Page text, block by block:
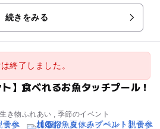
考えるのか」 「どう伝えれば相手
続きをみる
終了しました。
】食べれるお魚タッチプール！
き物ふれあい , 季節のイベント